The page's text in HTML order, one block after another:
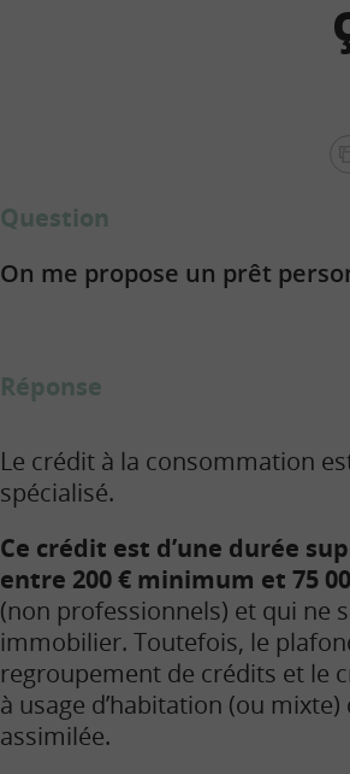
Question
On me propose un prêt
Réponse
Le crédit à la consommation
spécialisé.
Ce crédit est d’une durée
entre 200 € minimum et 75
(non professionnels) et qui ne
immobilier. Toutefois, le
regroupement de crédits et le
à usage d’habitation (ou
assimilée.